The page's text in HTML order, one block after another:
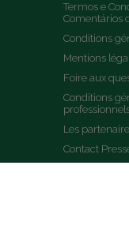
Termos e
Comentários
Conditions
Mentions
Foire aux
Conditions
Les
Contact